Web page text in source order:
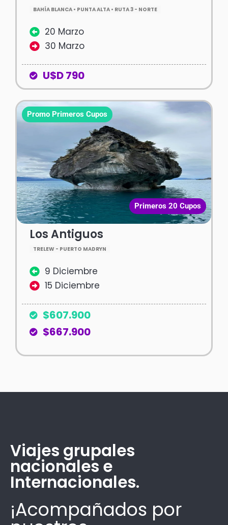
BAHÍA BLANCA • PUNTA ALTA • RUTA 3 - NORTE
20 Marzo
30 Marzo
U$D 790
Los Antiguos
TRELEW - PUERTO MADRYN
9 Diciembre
15 Diciembre
$607.900
$667.900
Promo Primeros Cupos
Primeros 20 Cupos
Viajes grupales
nacionales e
Internacionales.
¡Acompañados por